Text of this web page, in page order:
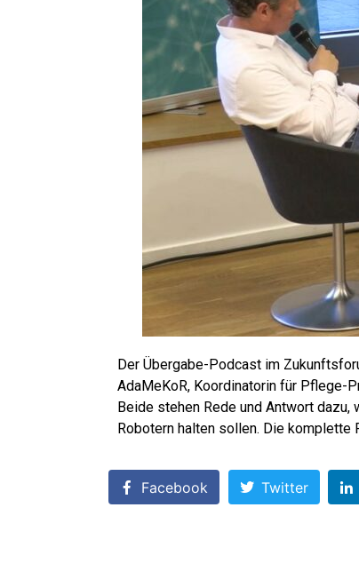
Der Übergabe-Podcast im
AdaMeKoR, Koordinatorin für Pflege-
Beide stehen Rede und Antwort
Robotern halten sollen. Die komplette
Facebook Twitter